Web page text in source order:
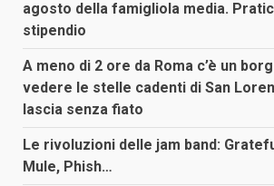
agosto della famigliola media.
stipendio
A meno di 2 ore da Roma c’è un
vedere le stelle cadenti di San
lascia senza fiato
Le rivoluzioni delle jam band:
Mule, Phish…